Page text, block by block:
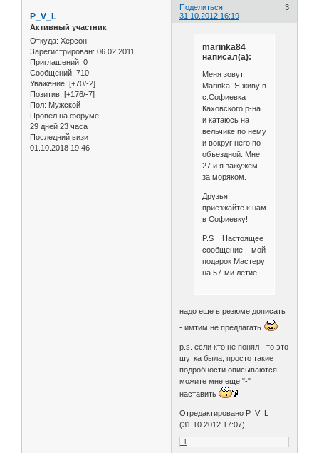
Поделиться
3
31.10.2012 16:19
P_V_L
Активный участник
Откуда: Херсон
Зарегистрирован: 06.02.2011
Приглашений: 0
Сообщений: 710
Уважение: [+70/-2]
Позитив: [+176/-7]
Пол: Мужской
Провел на форуме:
29 дней 23 часа
Последний визит:
01.10.2018 19:46
marinka84
написал(а):
Меня зовут,
Marinka! Я живу в
с.Софиевка
Каховского р-на
и катаюсь на
вельчике по нему
и вокруг него по
объездной. Мне
27 и я зажужем
за моряком.
Друзья!
приезжайте к нам
в Софиевку!
P.S Настоящее
сообщение – мой
подарок Мастеру
на 57-ми летие
надо еще в резюме дописать
- имтим не предлагать
p.s. если кто не понял - то это
шутка была, просто такие
подробности описываются...
можите мне еще "-"
наставить
Отредактировано P_V_L
(31.10.2012 17:07)
-1